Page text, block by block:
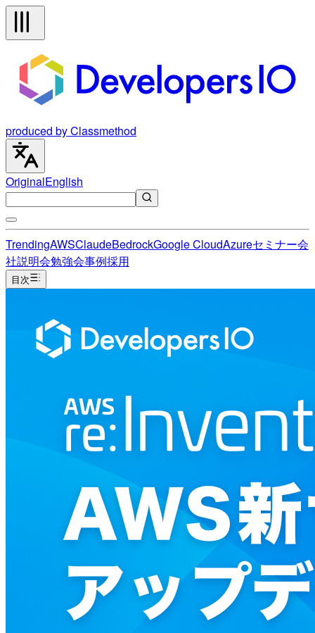
produced by Classmethod
OriginalEnglish
TrendingAWSClaudeBedrockGoogle CloudAzureセミナー会
社説明会勉強会事例採用
目次